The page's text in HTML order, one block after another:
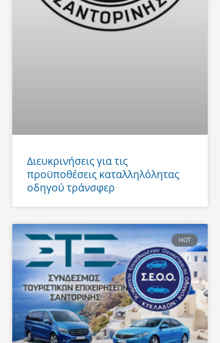
Διευκρινήσεις για τις
προϋποθέσεις καταλληλόλητας
οδηγού τράνσφερ
HOT